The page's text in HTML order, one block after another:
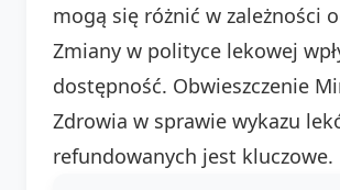
mogą się różnić w zależności
Zmiany w polityce lekowej
dostępność. Obwieszczenie
Zdrowia w sprawie wykazu
refundowanych jest kluczowe.